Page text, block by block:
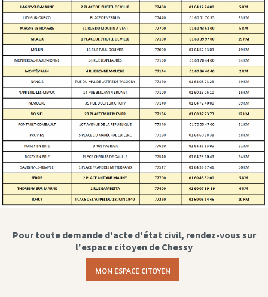
Pour toute demande d'acte d'état civil, rendez-vous sur
l'espace citoyen de Chessy
MON ESPACE CITOYEN